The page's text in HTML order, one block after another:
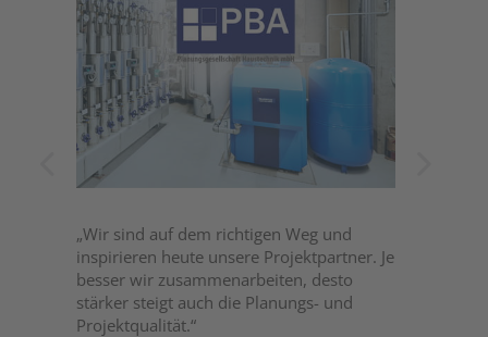
„Wir sind auf dem richtigen Weg und
inspirieren heute unsere Projektpartner. Je
besser wir zusammenarbeiten, desto
stärker steigt auch die Planungs- und
Projektqualität.“